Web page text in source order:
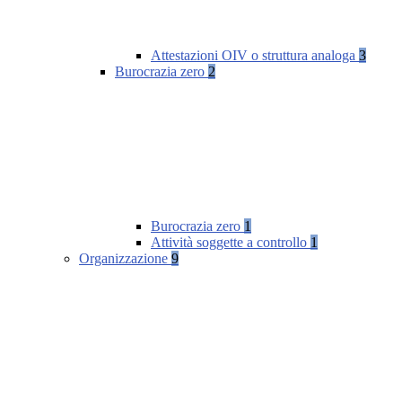
Attestazioni OIV o struttura analoga 3
Burocrazia zero 2
Burocrazia zero 1
Attività soggette a controllo 1
Organizzazione 9